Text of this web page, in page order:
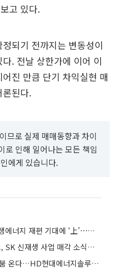
고 있다.
되기 전까지는 변동성이
. 전날 상한가에 이어 이
진 만큼 단기 차익실현 매
된다.
므로 실제 매매동향과 차이
로 인해 일어나는 모든 책임
에게 있습니다.
SK이터닉스, SK그룹 신재생에너지 재편 기대에 ‘上’⋯화신정공은 3연상
SK이터닉스·SK오션플랜트, SK 신재생 사업 매각 소식에 동반 강세
DS투자증권 “태양광 설치 붐 온다…HD현대에너지솔루션ㆍSK이터닉스 최선호주”